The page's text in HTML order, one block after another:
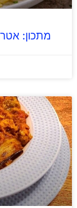
מתכון: